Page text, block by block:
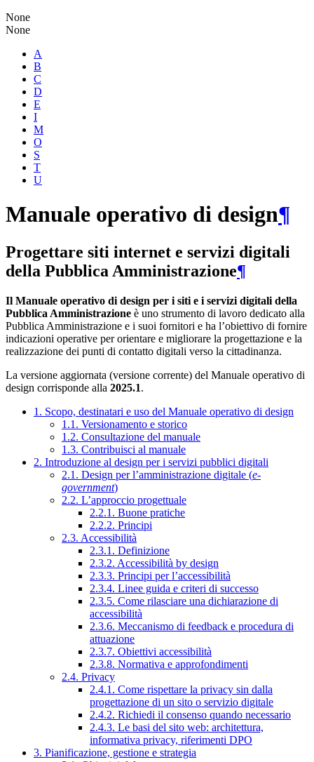
None
None
A
B
C
D
E
I
M
O
S
T
U
Manuale operativo di design¶
Progettare siti internet e servizi digitali
della Pubblica Amministrazione¶
Il Manuale operativo di design per i siti e i servizi digitali della
Pubblica Amministrazione è uno strumento di lavoro dedicato alla
Pubblica Amministrazione e i suoi fornitori e ha l’obiettivo di fornire
indicazioni operative per orientare e migliorare la progettazione e la
realizzazione dei punti di contatto digitali verso la cittadinanza.
La versione aggiornata (versione corrente) del Manuale operativo di
design corrisponde alla 2025.1.
1. Scopo, destinatari e uso del Manuale operativo di design
1.1. Versionamento e storico
1.2. Consultazione del manuale
1.3. Contribuisci al manuale
2. Introduzione al design per i servizi pubblici digitali
2.1. Design per l’amministrazione digitale (e-
government)
2.2. L’approccio progettuale
2.2.1. Buone pratiche
2.2.2. Principi
2.3. Accessibilità
2.3.1. Definizione
2.3.2. Accessibilità by design
2.3.3. Principi per l’accessibilità
2.3.4. Linee guida e criteri di successo
2.3.5. Come rilasciare una dichiarazione di
accessibilità
2.3.6. Meccanismo di feedback e procedura di
attuazione
2.3.7. Obiettivi accessibilità
2.3.8. Normativa e approfondimenti
2.4. Privacy
2.4.1. Come rispettare la privacy sin dalla
progettazione di un sito o servizio digitale
2.4.2. Richiedi il consenso quando necessario
2.4.3. Le basi del sito web: architettura,
informativa privacy, riferimenti DPO
3. Pianificazione, gestione e strategia